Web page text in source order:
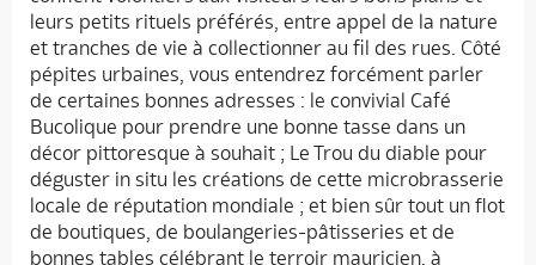
leurs petits rituels préférés, entre appel de la nature
et tranches de vie à collectionner au fil des rues. Côté
pépites urbaines, vous entendrez forcément parler
de certaines bonnes adresses : le convivial Café
Bucolique pour prendre une bonne tasse dans un
décor pittoresque à souhait ; Le Trou du diable pour
déguster in situ les créations de cette microbrasserie
locale de réputation mondiale ; et bien sûr tout un flot
de boutiques, de boulangeries-pâtisseries et de
bonnes tables célébrant le terroir mauricien, à